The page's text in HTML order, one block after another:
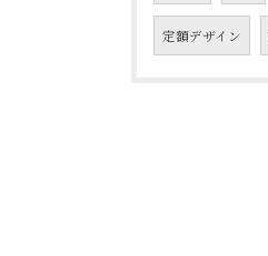
定額デザイン